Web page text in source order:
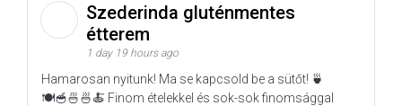
Szederinda gluténmentes
étterem
1 day 19 hours ago
Hamarosan nyitunk! Ma se kapcsold be a sütőt! 🍵
🍽️🥣🍜🍜🍝 Finom ételekkel és sok-sok finomsággal